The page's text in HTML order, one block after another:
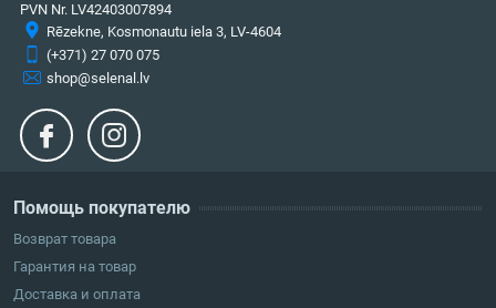
Помощь покупателю
Возврат товара
Гарантия на товар
Доставка и оплата
PVN Nr. LV42403007894
Rēzekne, Kosmonautu iela 3, LV-4604
(+371) 27 070 075
shop@selenal.lv